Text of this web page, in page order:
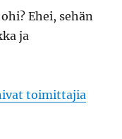
Ehei, sehän
ja
toimittajia